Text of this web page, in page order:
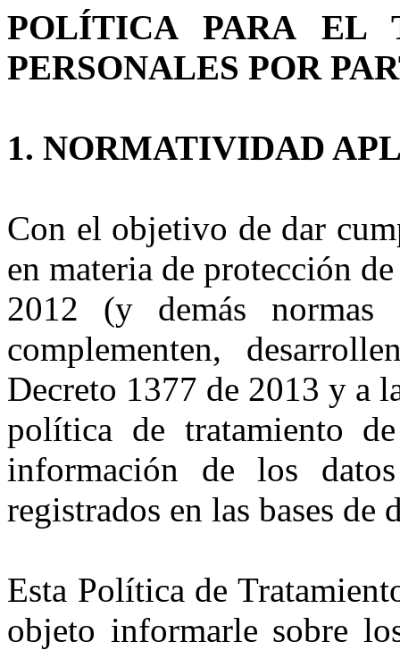
POLÍTICA PARA EL
PERSONALES POR
1. NORMATIVIDAD
Con el objetivo de dar
en materia de protección
2012 (y demás normas
complementen,
Decreto 1377 de 2013 y a
política de tratamiento
información de los
registrados en las bases
Esta Política de
objeto informarle sobre